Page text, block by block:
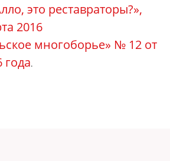
это реставраторы?»,
2016
многоборье» № 12 от
года.